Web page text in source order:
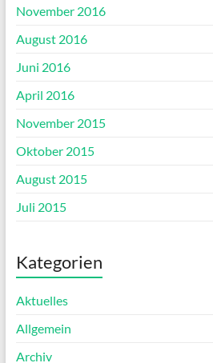
November 2016
August 2016
Juni 2016
April 2016
November 2015
Oktober 2015
August 2015
Juli 2015
Kategorien
Aktuelles
Allgemein
Archiv